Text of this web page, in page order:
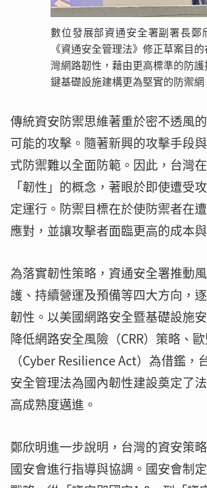
數位發展部資通安全署副署長鄭
《資通安全管理法》修正草案目
灣網路韌性，藉由更高標準的防
鍵基礎設施建構更為堅實的防禦網
傳統資安防禦思維著重於密不透風
可能的攻擊。隨著新興的攻擊手段
式防禦難以全面防範。因此，台灣
「韌性」的概念，著眼於即使遭受
定運行。防禦目標在於使防禦者在
應對，並讓攻擊者面臨更高的成本
為落實韌性策略，資通安全署推動
護、持續營運及預備等四大方向，
韌性。以美國網路安全暨基礎設施
降低網路安全風險（CRR）策略、
（Cyber Resilience Act）為借鑑，
安全管理法為國內韌性建設奠定了
高成熟度邁進。
鄭欣明進一步說明，台灣的資安策
國安會進行指導與協調。國安會制